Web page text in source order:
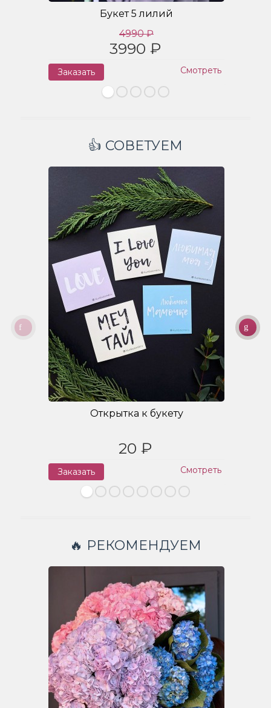
Букет 5 лилий
4990 ₽
3990 ₽
Заказать Смотреть
👍 СОВЕТУЕМ
Открытка к букету
20 ₽
Заказать Смотреть
🔥 РЕКОМЕНДУЕМ